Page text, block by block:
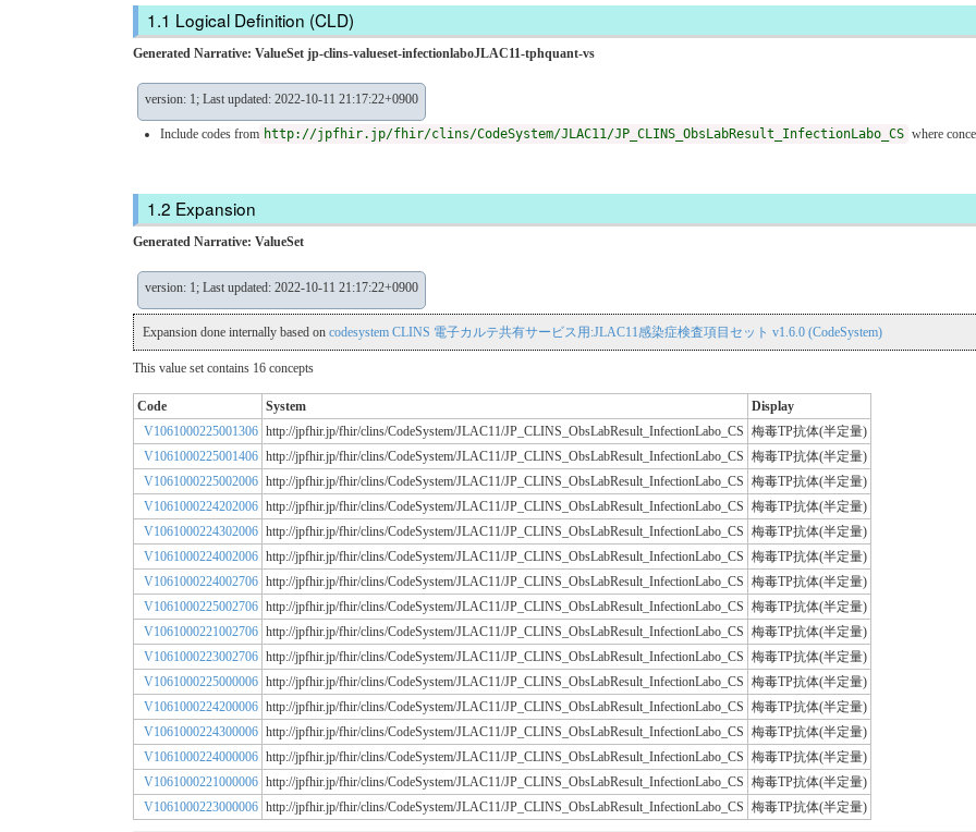
Logical Definition (CLD)
Generated Narrative: ValueSet jp-clins-valueset-infectionlaboJLAC11-tphquant-vs
version: 1; Last updated: 2022-10-11 21:17:22+0900
Include codes from http://jpfhir.jp/fhir/clins/CodeSystem/JLAC11/JP_CLINS_ObsLabResult_InfectionLabo_CS where
Expansion
Generated Narrative: ValueSet
version: 1; Last updated: 2022-10-11 21:17:22+0900
Expansion done internally based on codesystem CLINS 電子カルテ共有サービス用:JLAC11感染症検査項目セット v1.6.0 (CodeSystem)
This value set contains 16 concepts
Code System
Display
V1061000225001306 http://jpfhir.jp/fhir/clins/CodeSystem/JLAC11/JP_CLINS_ObsLabResult_InfectionLabo_CS 梅毒TP抗体(半定量)
V1061000225001406 http://jpfhir.jp/fhir/clins/CodeSystem/JLAC11/JP_CLINS_ObsLabResult_InfectionLabo_CS 梅毒TP抗体(半定量)
V1061000225002006 http://jpfhir.jp/fhir/clins/CodeSystem/JLAC11/JP_CLINS_ObsLabResult_InfectionLabo_CS 梅毒TP抗体(半定量)
V1061000224202006 http://jpfhir.jp/fhir/clins/CodeSystem/JLAC11/JP_CLINS_ObsLabResult_InfectionLabo_CS 梅毒TP抗体(半定量)
V1061000224302006 http://jpfhir.jp/fhir/clins/CodeSystem/JLAC11/JP_CLINS_ObsLabResult_InfectionLabo_CS 梅毒TP抗体(半定量)
V1061000224002006 http://jpfhir.jp/fhir/clins/CodeSystem/JLAC11/JP_CLINS_ObsLabResult_InfectionLabo_CS 梅毒TP抗体(半定量)
V1061000224002706 http://jpfhir.jp/fhir/clins/CodeSystem/JLAC11/JP_CLINS_ObsLabResult_InfectionLabo_CS 梅毒TP抗体(半定量)
V1061000225002706 http://jpfhir.jp/fhir/clins/CodeSystem/JLAC11/JP_CLINS_ObsLabResult_InfectionLabo_CS 梅毒TP抗体(半定量)
V1061000221002706 http://jpfhir.jp/fhir/clins/CodeSystem/JLAC11/JP_CLINS_ObsLabResult_InfectionLabo_CS 梅毒TP抗体(半定量)
V1061000223002706 http://jpfhir.jp/fhir/clins/CodeSystem/JLAC11/JP_CLINS_ObsLabResult_InfectionLabo_CS 梅毒TP抗体(半定量)
V1061000225000006 http://jpfhir.jp/fhir/clins/CodeSystem/JLAC11/JP_CLINS_ObsLabResult_InfectionLabo_CS 梅毒TP抗体(半定量)
V1061000224200006 http://jpfhir.jp/fhir/clins/CodeSystem/JLAC11/JP_CLINS_ObsLabResult_InfectionLabo_CS 梅毒TP抗体(半定量)
V1061000224300006 http://jpfhir.jp/fhir/clins/CodeSystem/JLAC11/JP_CLINS_ObsLabResult_InfectionLabo_CS 梅毒TP抗体(半定量)
V1061000224000006 http://jpfhir.jp/fhir/clins/CodeSystem/JLAC11/JP_CLINS_ObsLabResult_InfectionLabo_CS 梅毒TP抗体(半定量)
V1061000221000006 http://jpfhir.jp/fhir/clins/CodeSystem/JLAC11/JP_CLINS_ObsLabResult_InfectionLabo_CS 梅毒TP抗体(半定量)
V1061000223000006 http://jpfhir.jp/fhir/clins/CodeSystem/JLAC11/JP_CLINS_ObsLabResult_InfectionLabo_CS 梅毒TP抗体(半定量)